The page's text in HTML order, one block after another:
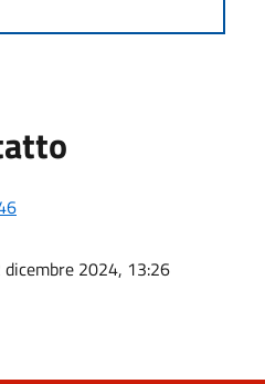
dicembre 2024, 13:26